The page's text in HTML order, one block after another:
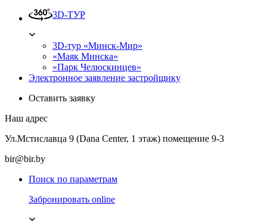
3D-ТУР
3D-тур «Минск-Мир»
«Маяк Минска»
«Парк Челюскинцев»
Электронное заявление застройщику
Оставить заявку
Наш адрес
Ул.Мстиславца 9 (Dana Center, 1 этаж) помещение 9-3
bir@bir.by
Поиск по параметрам
Забронировать online